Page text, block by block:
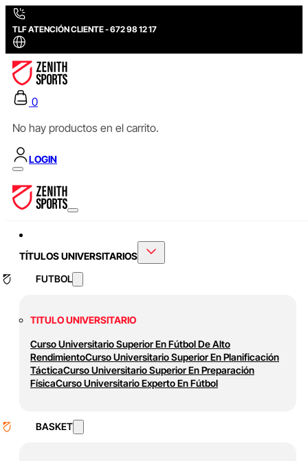
TLF ATENCIÓN CLIENTE - 672 98 12 17
0
No hay productos en el carrito.
LOGIN
TÍTULOS UNIVERSITARIOS
FUTBOL
TITULO UNIVERSITARIO
Curso Universitario Superior En Fútbol De Alto
RendimientoCurso Universitario Superior En Planificación
TácticaCurso Universitario Superior En Preparación
FísicaCurso Universitario Experto En Fútbol
BASKET